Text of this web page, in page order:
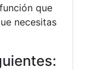
que
necesitas